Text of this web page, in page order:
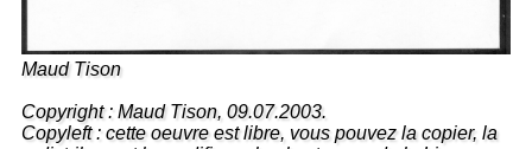
Maud Tison
Copyright : Maud Tison, 09.07.2003.
Copyleft : cette oeuvre est libre, vous pouvez la copier, la